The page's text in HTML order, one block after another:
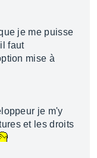
je me puisse
faut
mise à
je m'y
et les droits